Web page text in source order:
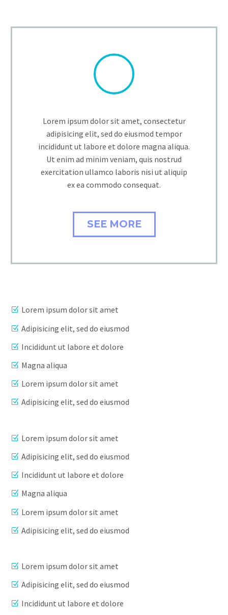
Lorem ipsum dolor sit amet, consectetur
adipisicing elit, sed do eiusmod tempor
incididunt ut labore et dolore magna aliqua.
Ut enim ad minim veniam, quis nostrud
exercitation ullamco laboris nisi ut aliquip
ex ea commodo consequat.
SEE MORE
Lorem ipsum dolor sit amet
Adipisicing elit, sed do eiusmod
Incididunt ut labore et dolore
Magna aliqua
Lorem ipsum dolor sit amet
Adipisicing elit, sed do eiusmod
Lorem ipsum dolor sit amet
Adipisicing elit, sed do eiusmod
Incididunt ut labore et dolore
Magna aliqua
Lorem ipsum dolor sit amet
Adipisicing elit, sed do eiusmod
Lorem ipsum dolor sit amet
Adipisicing elit, sed do eiusmod
Incididunt ut labore et dolore